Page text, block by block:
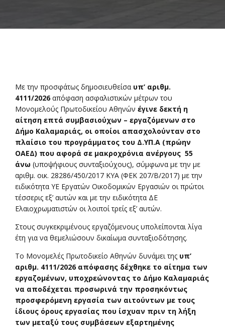
Με την προσφάτως δημοσιευθείσα υπ’ αριθμ.
4111/2026 απόφαση ασφαλιστικών μέτρων του
Μονομελούς Πρωτοδικείου Αθηνών έγινε δεκτή η
αίτηση επτά συμβασιούχων – εργαζόμενων στο
Δήμο Καλαμαριάς, οι οποίοι απασχολούνταν στο
πλαίσιο του προγράμματος του Δ.ΥΠ.Α (πρώην
ΟΑΕΔ) που αφορά σε μακροχρόνια ανέργους 55
άνω (υποψήφιους συνταξιούχους), σύμφωνα με την με
αριθμ. οικ. 28286/450/2017 ΚΥΑ (ΦΕΚ 207/Β/2017) με την
ειδικότητα ΥΕ Εργατών Οικοδομικών Εργασιών οι πρώτοι
τέσσερις εξ’ αυτών και με την ειδικότητα ΔΕ
Ελαιοχρωματιστών οι λοιποί τρείς εξ’ αυτών.
Στους συγκεκριμένους εργαζόμενους υπολείπονται λίγα
έτη για να θεμελιώσουν δικαίωμα συνταξιοδότησης.
Το Μονομελές Πρωτοδικείο Αθηνών δυνάμει της υπ’
αριθμ. 4111/2026 απόφασης δέχθηκε το αίτημα των
εργαζομένων, υποχρεώνοντας το Δήμο Καλαμαριάς
να αποδέχεται προσωρινά την προσηκόντως
προσφερόμενη εργασία των αιτούντων με τους
ίδιους όρους εργασίας που ίσχυαν πριν τη λήξη
των μεταξύ τους συμβάσεων εξαρτημένης